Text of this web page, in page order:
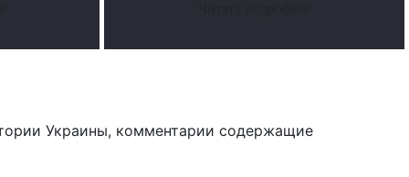
Украины, комментарии содержащие